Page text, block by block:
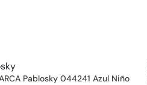
Pablosky 044241 Azul Niño